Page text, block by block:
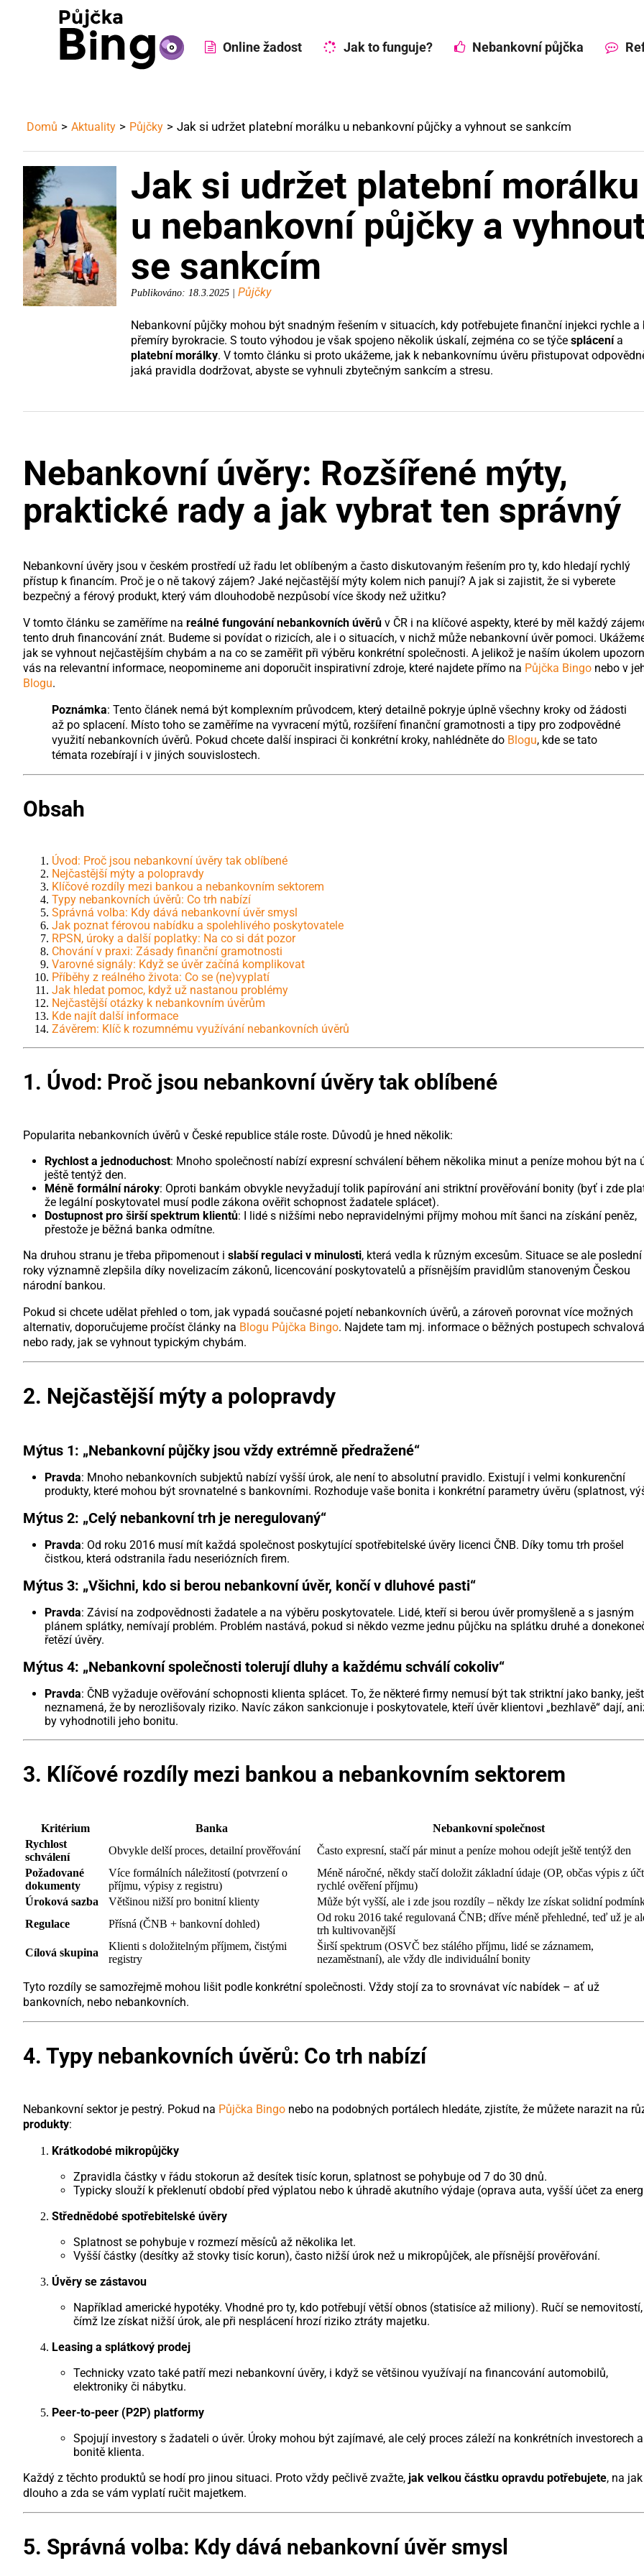
Online žadost Jak to funguje? Nebankovní půjčka
Domů Aktuality Půjčky Jak si udržet platební morálku u nebankovní půjčky a vyhnout se sankcím
Jak si udržet platební morálku
u nebankovní půjčky a
se sankcím
Publikováno: 18.3.2025 | Půjčky
Nebankovní půjčky mohou být snadným řešením v situacích, kdy potřebujete finanční injekci rychle a
přemíry byrokracie. S touto výhodou je však spojeno několik úskalí, zejména co se týče splácenía
platební morálky. V tomto článku si proto ukážeme, jak k nebankovnímu úvěru přistupovat
jaká pravidla dodržovat, abyste se vyhnuli zbytečným sankcím a stresu.
Nebankovní úvěry: Rozšířené mýty,
praktické rady a jak vybrat ten správný
Nebankovní úvěry jsou v českém prostředí už řadu let oblíbeným a často diskutovaným řešením pro ty, kdo hledají rychlý
přístup k financím. Proč je o ně takový zájem? Jaké nejčastější mýty kolem nich panují? A jak si zajistit, že si vyberete
bezpečný a férový produkt, který vám dlouhodobě nezpůsobí více škody než užitku?
V tomto článku se zaměříme na reálné fungování nebankovních úvěrů v ČR i na klíčové aspekty, které by měl každý
tento druh financování znát. Budeme si povídat o rizicích, ale i o situacích, v nichž může nebankovní úvěr pomoci.
jak se vyhnout nejčastějším chybám a na co se zaměřit při výběru konkrétní společnosti. A jelikož je naším úkolem
vás na relevantní informace, neopomineme ani doporučit inspirativní zdroje, které najdete přímo na Půjčka Bingo nebo v
Blogu.
Poznámka: Tento článek nemá být komplexním průvodcem, který detailně pokryje úplně všechny kroky od žádosti
až po splacení. Místo toho se zaměříme na vyvracení mýtů, rozšíření finanční gramotnosti a tipy pro zodpovědné
využití nebankovních úvěrů. Pokud chcete další inspiraci či konkrétní kroky, nahlédněte do Blogu, kde se tato
témata rozebírají i v jiných souvislostech.
Obsah
Úvod: Proč jsou nebankovní úvěry tak oblíbené
Nejčastější mýty a polopravdy
Klíčové rozdíly mezi bankou a nebankovním sektorem
Typy nebankovních úvěrů: Co trh nabízí
Správná volba: Kdy dává nebankovní úvěr smysl
Jak poznat férovou nabídku a spolehlivého poskytovatele
RPSN, úroky a další poplatky: Na co si dát pozor
Chování v praxi: Zásady finanční gramotnosti
Varovné signály: Když se úvěr začíná komplikovat
Příběhy z reálného života: Co se (ne)vyplatí
Jak hledat pomoc, když už nastanou problémy
Nejčastější otázky k nebankovním úvěrům
Kde najít další informace
Závěrem: Klíč k rozumnému využívání nebankovních úvěrů
1. Úvod: Proč jsou nebankovní úvěry tak oblíbené
Popularita nebankovních úvěrů v České republice stále roste. Důvodů je hned několik:
Rychlost a jednoduchost: Mnoho společností nabízí expresní schválení během několika minut a peníze mohou být na
ještě tentýž den.
Méně formální nároky: Oproti bankám obvykle nevyžadují tolik papírování ani striktní prověřování bonity (byť i zde
že legální poskytovatel musí podle zákona ověřit schopnost žadatele splácet).
Dostupnost pro širší spektrum klientů: I lidé s nižšími nebo nepravidelnými příjmy mohou mít šanci na získání peněz,
přestože je běžná banka odmítne.
Na druhou stranu je třeba připomenout i slabší regulaci v minulosti, která vedla k různým excesům. Situace se ale poslední
roky významně zlepšila díky novelizacím zákonů, licencování poskytovatelů a přísnějším pravidlům stanoveným Českou
národní bankou.
Pokud si chcete udělat přehled o tom, jak vypadá současné pojetí nebankovních úvěrů, a zároveň porovnat více možných
alternativ, doporučujeme pročíst články na Blogu Půjčka Bingo. Najdete tam mj. informace o běžných postupech
nebo rady, jak se vyhnout typickým chybám.
2. Nejčastější mýty a polopravdy
Mýtus 1: „Nebankovní půjčky jsou vždy extrémně předražené“
Pravda: Mnoho nebankovních subjektů nabízí vyšší úrok, ale není to absolutní pravidlo. Existují i velmi konkurenční
produkty, které mohou být srovnatelné s bankovními. Rozhoduje vaše bonita i konkrétní parametry úvěru (splatnost,
Mýtus 2: „Celý nebankovní trh je neregulovaný“
Pravda: Od roku 2016 musí mít každá společnost poskytující spotřebitelské úvěry licenci ČNB. Díky tomu trh prošel
čistkou, která odstranila řadu neseriózních firem.
Mýtus 3: „Všichni, kdo si berou nebankovní úvěr, končí v dluhové pasti“
Pravda: Závisí na zodpovědnosti žadatele a na výběru poskytovatele. Lidé, kteří si berou úvěr promyšleně a s jasným
plánem splátky, nemívají problém. Problém nastává, pokud si někdo vezme jednu půjčku na splátku druhé a
řetězí úvěry.
Mýtus 4: „Nebankovní společnosti tolerují dluhy a každému schválí cokoliv“
Pravda: ČNB vyžaduje ověřování schopnosti klienta splácet. To, že některé firmy nemusí být tak striktní jako banky,
neznamená, že by nerozlišovaly riziko. Navíc zákon sankcionuje i poskytovatele, kteří úvěr klientovi „bezhlavě“ dají,
by vyhodnotili jeho bonitu.
3. Klíčové rozdíly mezi bankou a nebankovním sektorem
Kritérium Banka
Nebankovní společnost
Rychlost
schválení
Obvykle delší proces, detailní prověřování
Často expresní, stačí pár minut a peníze mohou odejít ještě tentýž den
Požadované
dokumenty
Více formálních náležitostí (potvrzení o
příjmu, výpisy z registru)
Méně náročné, někdy stačí doložit základní údaje (OP, občas výpis z
rychlé ověření příjmu)
Úroková sazba
Většinou nižší pro bonitní klienty
Může být vyšší, ale i zde jsou rozdíly – někdy lze získat solidní
Regulace
Přísná (ČNB + bankovní dohled)
Od roku 2016 také regulovaná ČNB; dříve méně přehledné, teď už je
trh kultivovanější
Cílová skupina
Klienti s doložitelným příjmem, čistými
registry
Širší spektrum (OSVČ bez stálého příjmu, lidé se záznamem,
nezaměstnaní), ale vždy dle individuální bonity
Tyto rozdíly se samozřejmě mohou lišit podle konkrétní společnosti. Vždy stojí za to srovnávat víc nabídek – ať už
bankovních, nebo nebankovních.
4. Typy nebankovních úvěrů: Co trh nabízí
Nebankovní sektor je pestrý. Pokud na Půjčka Bingo nebo na podobných portálech hledáte, zjistíte, že můžete narazit na
produkty:
Krátkodobé mikropůjčky
Zpravidla částky v řádu stokorun až desítek tisíc korun, splatnost se pohybuje od 7 do 30 dnů.
Typicky slouží k překlenutí období před výplatou nebo k úhradě akutního výdaje (oprava auta, vyšší účet za
Střednědobé spotřebitelské úvěry
Splatnost se pohybuje v rozmezí měsíců až několika let.
Vyšší částky (desítky až stovky tisíc korun), často nižší úrok než u mikropůjček, ale přísnější prověřování.
Úvěry se zástavou
Například americké hypotéky. Vhodné pro ty, kdo potřebují větší obnos (statisíce až miliony). Ručí se nemovitostí,
čímž lze získat nižší úrok, ale při nesplácení hrozí riziko ztráty majetku.
Leasing a splátkový prodej
Technicky vzato také patří mezi nebankovní úvěry, i když se většinou využívají na financování automobilů,
elektroniky či nábytku.
Peer-to-peer (P2P) platformy
Spojují investory s žadateli o úvěr. Úroky mohou být zajímavé, ale celý proces záleží na konkrétních investorech a
bonitě klienta.
Každý z těchto produktů se hodí pro jinou situaci. Proto vždy pečlivě zvažte, jak velkou částku opravdu potřebujete, na jak
dlouho a zda se vám vyplatí ručit majetkem.
5. Správná volba: Kdy dává nebankovní úvěr smysl